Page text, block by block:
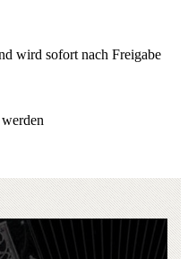
wird sofort nach Freigabe